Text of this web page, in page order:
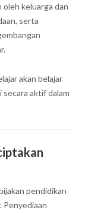
keluarga dan
serta
akan belajar
aktif dalam
pendidikan
Penyediaan